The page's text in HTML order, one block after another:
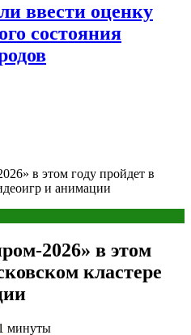
ввести оценку
состояния
в этом году пройдет в
и анимации
2026» в этом
кластере
минуты